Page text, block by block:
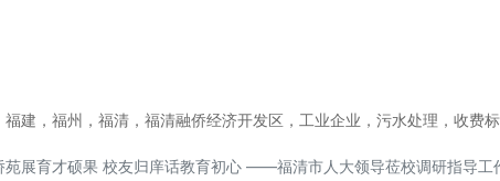
福建，福州，福清，福清融侨经济开发区，工业企业，污水处理，收费
苑展育才硕果 校友归庠话教育初心 ——福清市人大领导莅校调研指导工